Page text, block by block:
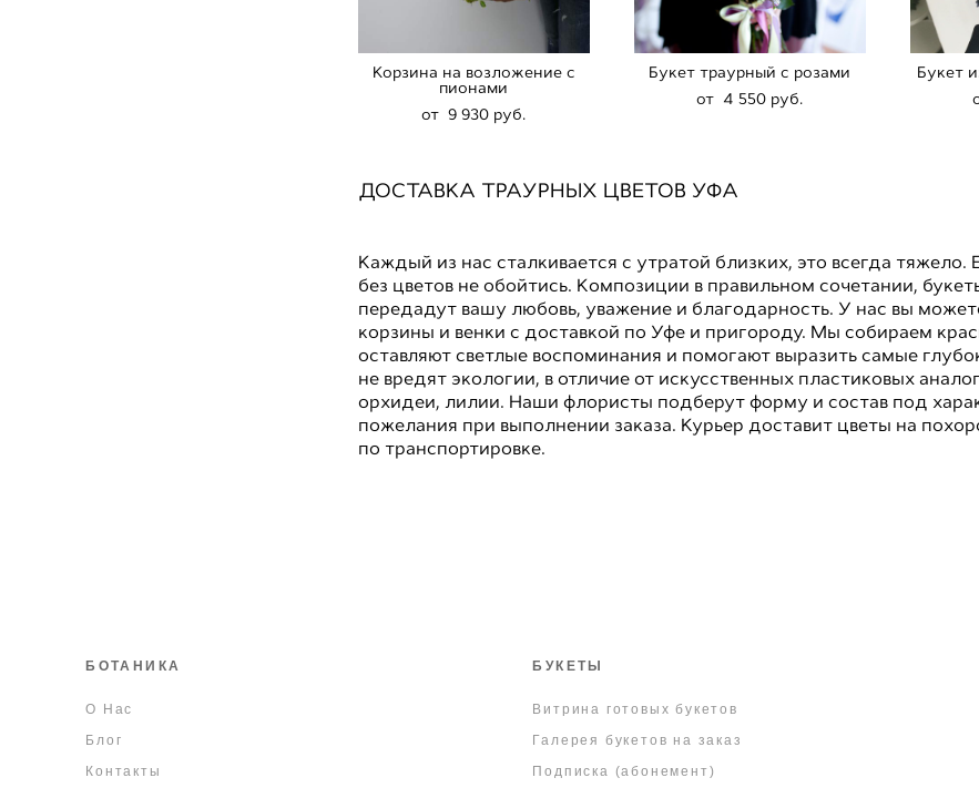
Корзина на возложение с
пионами
от 9 930 pуб.
Букет траурный с розами
от 4 550 pуб.
Букет
ДОСТАВКА ТРАУРНЫХ ЦВЕТОВ УФА
Каждый из нас сталкивается с утратой близких, это всегда
без цветов не обойтись. Композиции в правильном сочетании,
передадут вашу любовь, уважение и благодарность. У нас вы
корзины и венки с доставкой по Уфе и пригороду. Мы собираем
оставляют светлые воспоминания и помогают выразить самые
не вредят экологии, в отличие от искусственных пластиковых
орхидеи, лилии. Наши флористы подберут форму и состав под
пожелания при выполнении заказа. Курьер доставит цветы на
по транспортировке.
БОТАНИКА
О Нас
Блог
Контакты
БУКЕТЫ
Витрина готовых букетов
Галерея букетов на заказ
Подписка (абонемент)